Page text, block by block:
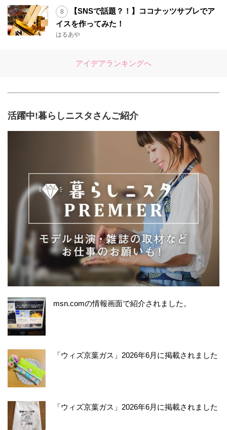
【SNSで話題？！】ココナッツサブレでア
イスを作ってみた！
はるあや
アイデアランキングへ
活躍中!暮らしニスタさんご紹介
msn.comの情報画面で紹介されました。
「ウィズ京葉ガス」2026年6月に掲載されました
「ウィズ京葉ガス」2026年6月に掲載されました